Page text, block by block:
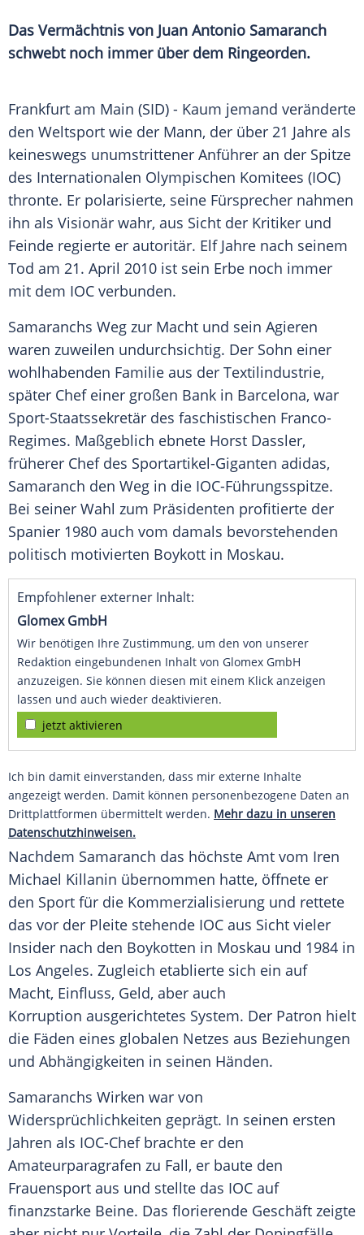
Das Vermächtnis von Juan Antonio Samaranch
schwebt noch immer über dem Ringeorden.
Frankfurt am Main (SID) - Kaum jemand veränderte
den Weltsport wie der Mann, der über 21 Jahre als
keineswegs unumstrittener Anführer an der Spitze
des Internationalen Olympischen Komitees (IOC)
thronte. Er polarisierte, seine Fürsprecher nahmen
ihn als Visionär wahr, aus Sicht der Kritiker und
Feinde regierte er autoritär. Elf Jahre nach seinem
Tod am 21. April 2010 ist sein Erbe noch immer
mit dem IOC verbunden.
Samaranchs Weg zur Macht und sein Agieren
waren zuweilen undurchsichtig. Der Sohn einer
wohlhabenden Familie aus der Textilindustrie,
später Chef einer großen Bank in Barcelona, war
Sport-Staatssekretär des faschistischen Franco-
Regimes. Maßgeblich ebnete Horst Dassler,
früherer Chef des Sportartikel-Giganten adidas,
Samaranch den Weg in die IOC-Führungsspitze.
Bei seiner Wahl zum Präsidenten profitierte der
Spanier 1980 auch vom damals bevorstehenden
politisch motivierten Boykott in Moskau.
Empfohlener externer Inhalt:
Glomex GmbH
Wir benötigen Ihre Zustimmung, um den von unserer
Redaktion eingebundenen Inhalt von Glomex GmbH
anzuzeigen. Sie können diesen mit einem Klick anzeigen
lassen und auch wieder deaktivieren.
jetzt aktivieren
Ich bin damit einverstanden, dass mir externe Inhalte
angezeigt werden. Damit können personenbezogene Daten an
Drittplattformen übermittelt werden. Mehr dazu in unseren
Datenschutzhinweisen.
Nachdem Samaranch das höchste Amt vom Iren
Michael Killanin übernommen hatte, öffnete er
den Sport für die Kommerzialisierung und rettete
das vor der Pleite stehende IOC aus Sicht vieler
Insider nach den Boykotten in Moskau und 1984 in
Los Angeles. Zugleich etablierte sich ein auf
Macht, Einfluss, Geld, aber auch
Korruption ausgerichtetes System. Der Patron hielt
die Fäden eines globalen Netzes aus Beziehungen
und Abhängigkeiten in seinen Händen.
Samaranchs Wirken war von
Widersprüchlichkeiten geprägt. In seinen ersten
Jahren als IOC-Chef brachte er den
Amateurparagrafen zu Fall, er baute den
Frauensport aus und stellte das IOC auf
finanzstarke Beine. Das florierende Geschäft zeigte